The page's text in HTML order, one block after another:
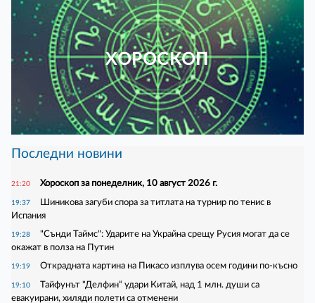
ХОРОСКОП
Последни новини
21:20 Хороскоп за понеделник, 10 август 2026 г.
19:37
Шиникова загуби спора за титлата на турнир по тенис в
Испания
19:28
"Сънди Таймс": Ударите на Украйна срещу Русия могат да се
окажат в полза на Путин
19:19 Открадната картина на Пикасо изплува осем години по-късно
19:10
Тайфунът "Делфин“ удари Китай, над 1 млн. души са
евакуирани, хиляди полети са отменени